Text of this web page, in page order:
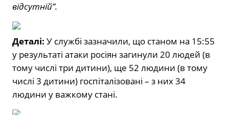
відсутній”.
Деталі: У службі зазначили, що станом на 15:55
у результаті атаки росіян загинули 20 людей (в
тому числі три дитини), ще 52 людини (в тому
числі 3 дитини) госпіталізовані – з них 34
людини у важкому стані.